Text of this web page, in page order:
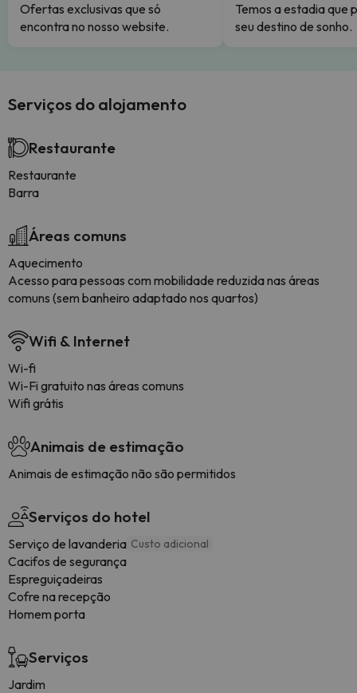
Ofertas exclusivas que só
encontra no nosso website.
Temos a estadia que
seu destino de sonho.
Serviços do alojamento
Restaurante
Restaurante
Barra
Áreas comuns
Aquecimento
Acesso para pessoas com mobilidade reduzida nas áreas
comuns (sem banheiro adaptado nos quartos)
Wifi & Internet
Wi-fi
Wi-Fi gratuito nas áreas comuns
Wifi grátis
Animais de estimação
Animais de estimação não são permitidos
Serviços do hotel
Serviço de lavanderia Custo adicional
Cacifos de segurança
Espreguiçadeiras
Cofre na recepção
Homem porta
Serviços
Jardim